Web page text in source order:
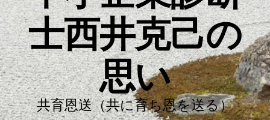
士西井克己の
思い
共育恩送（共に育ち恩を送る）